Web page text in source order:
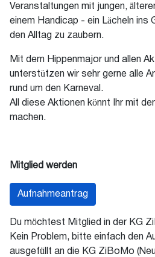
Veranstaltungen mit jungen,
einem Handicap - ein Lächeln ins
den Alltag zu zaubern.
Mit dem Hippenmajor und allen
unterstützen wir sehr gerne alle
rund um den Karneval.
All diese Aktionen könnt Ihr mit
machen.
Mitglied werden
Aufnahmeantrag
Du möchtest Mitglied in der KG
Kein Problem, bitte einfach den
ausgefüllt an die KG ZiBoMo